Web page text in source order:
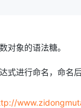
对象的语法糖。
式进行命名，命名